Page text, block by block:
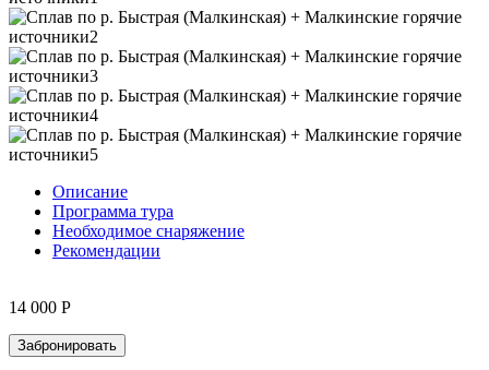
Описание
Программа тура
Необходимое снаряжение
Рекомендации
14 000 Р